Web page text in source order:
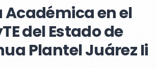
Académica en el
del Estado de
Plantel Juárez Ii